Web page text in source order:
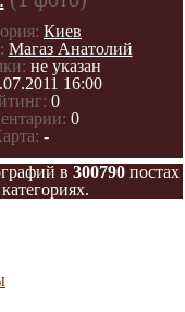
Киев
Магаз Анатолий
не указан
16:00
0
0
-
в 300790постах
категориях.